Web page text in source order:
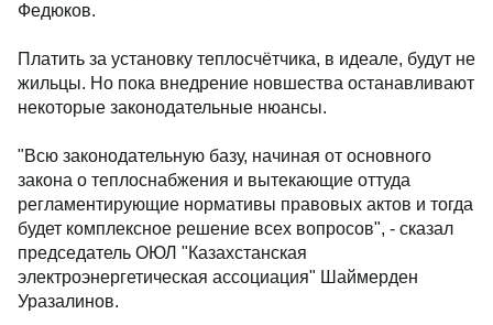
Федюков.
Платить за установку теплосчётчика, в идеале, будут не
жильцы. Но пока внедрение новшества останавливают
некоторые законодательные нюансы.
"Всю законодательную базу, начиная от основного
закона о теплоснабжения и вытекающие оттуда
регламентирующие нормативы правовых актов и тогда
будет комплексное решение всех вопросов", - сказал
председатель ОЮЛ "Казахстанская
электроэнергетическая ассоциация" Шаймерден
Уразалинов.